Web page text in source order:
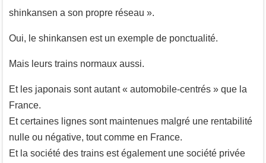
shinkansen a son propre réseau ».
Oui, le shinkansen est un exemple de ponctualité.
Mais leurs trains normaux aussi.
Et les japonais sont autant « automobile-centrés » que la
France.
Et certaines lignes sont maintenues malgré une rentabilité
nulle ou négative, tout comme en France.
Et la société des trains est également une société privée